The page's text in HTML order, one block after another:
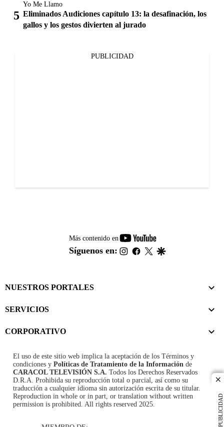
PUBLICIDAD
Yo Me Llamo
Eliminados Audiciones capítulo 13: la desafinación, los
gallos y los gestos divierten al jurado
PUBLICIDAD
Más contenido en
youtube-
footer
Síguenos en: instagram
facebook
twitter
NUESTROS PORTALES
SERVICIOS
CORPORATIVO
El uso de este sitio web implica la aceptación de los Términos y
condiciones y Políticas de Tratamiento de la Información de
CARACOL TELEVISIÓN S.A. Todos los Derechos Reservados
D.R.A. Prohibida su reproducción total o parcial, así como su
traducción a cualquier idioma sin autorización escrita de su titular.
Reproduction in whole or in part, or translation without written
permission is prohibited. All rights reserved 2025.